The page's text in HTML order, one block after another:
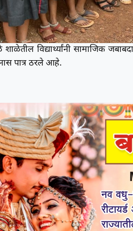
शाळेतील विद्यार्थ्यांनी सामाजिक
पात्र ठरले आहे.